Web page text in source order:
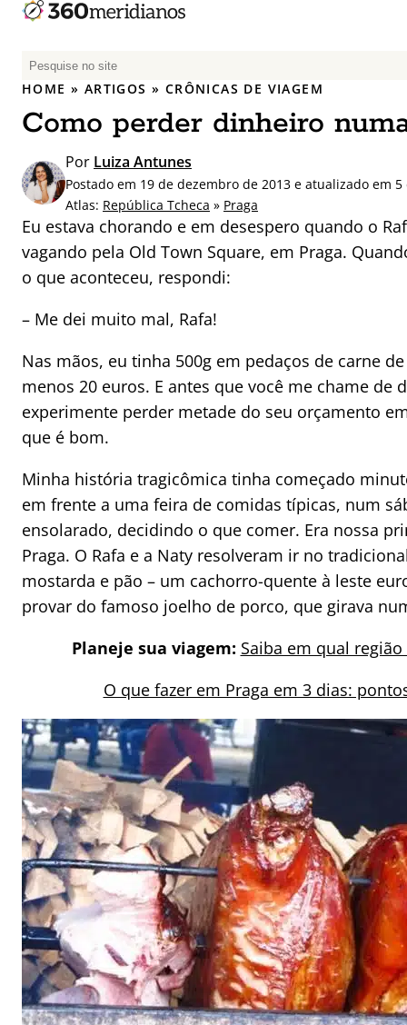
P
e
q
i
s
r
p
o
:
HOME » ARTIGOS » CRÔNICAS DE VIAGEM
Como perder dinheiro
Por Luiza Antunes
Postado em 19 de dezembro de 2013 e atualizado em
Atlas: República Tcheca » Praga
Eu estava chorando e em desespero quando o
vagando pela Old Town Square, em Praga.
o que aconteceu, respondi:
– Me dei muito mal, Rafa!
Nas mãos, eu tinha 500g em pedaços de carne
menos 20 euros. E antes que você me chame de
experimente perder metade do seu orçamento
que é bom.
Minha história tragicômica tinha começado
em frente a uma feira de comidas típicas, num
ensolarado, decidindo o que comer. Era nossa
Praga. O Rafa e a Naty resolveram ir no
mostarda e pão – um cachorro-quente à leste
provar do famoso joelho de porco, que girava
Planeje sua viagem: Saiba em qual
O que fazer em Praga em 3 dias: